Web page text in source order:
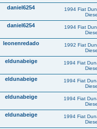
daniel6254
1994 Fiat
daniel6254
1994 Fiat
leonenredado
1992 Fiat
eldunabeige
1994 Fiat
eldunabeige
1994 Fiat
eldunabeige
1994 Fiat
eldunabeige
1994 Fiat